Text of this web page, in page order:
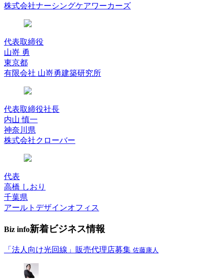
株式会社ナーシングケアワーカーズ
代表取締役
山嵜 勇
東京都
有限会社 山嵜勇建築研究所
代表取締役社長
内山 慎一
神奈川県
株式会社クローバー
代表
高橋 しおり
千葉県
アールトデザインオフィス
Biz info新着ビジネス情報
「法人向け光回線」販売代理店募集 佐藤康人